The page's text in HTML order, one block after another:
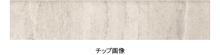
#リリカラのある暮らし
ショールーム トップ
東京ショールーム
大阪ショールーム
お客様サポート
お客様サポート トップ
チップ画像